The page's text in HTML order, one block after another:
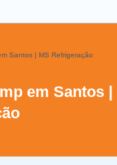
Santos | MS Refrigeração
em Santos |